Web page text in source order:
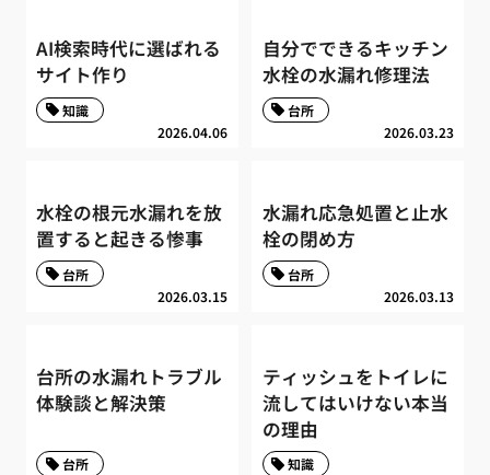
AI検索時代に選ばれる
サイト作り
2026.04.06
知識
自分でできるキッチン
水栓の水漏れ修理法
2026.03.23
台所
水栓の根元水漏れを放
置すると起きる惨事
2026.03.15
台所
水漏れ応急処置と止水
栓の閉め方
2026.03.13
台所
台所の水漏れトラブル
体験談と解決策
台所
ティッシュをトイレに
流してはいけない本当
の理由
知識